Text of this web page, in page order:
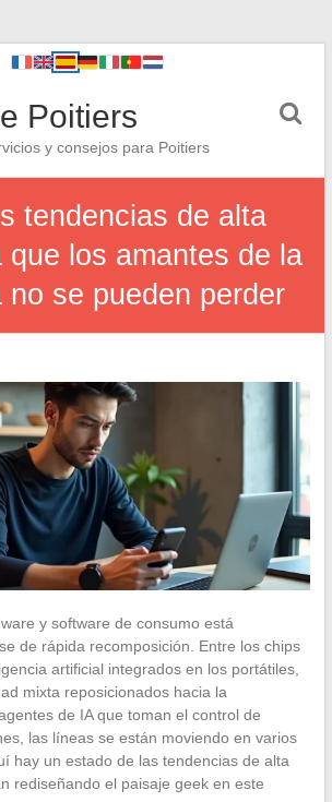
Poitiers
y consejos para Poitiers
tendencias de alta
que los amantes de la
se pueden perder
y software de consumo está
de rápida recomposición. Entre los chips
artificial integrados en los portátiles,
mixta reposicionados hacia la
de IA que toman el control de
las líneas se están moviendo en varios
hay un estado de las tendencias de alta
rediseñando el paisaje geek en este